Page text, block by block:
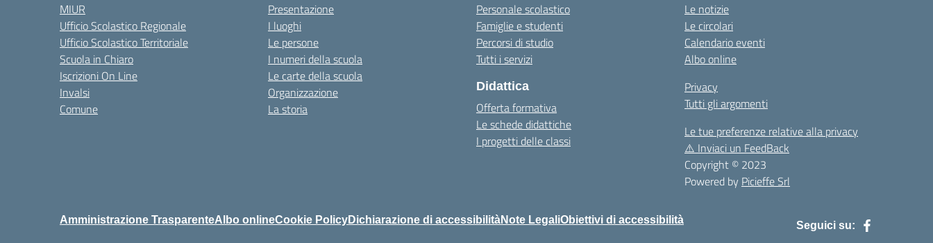
MIUR
Ufficio Scolastico Regionale
Ufficio Scolastico Territoriale
Scuola in Chiaro
Iscrizioni On Line
Invalsi
Comune
Presentazione
I luoghi
Le persone
I numeri della scuola
Le carte della scuola
Organizzazione
La storia
Personale scolastico
Famiglie e studenti
Percorsi di studio
Tutti i servizi
Didattica
Offerta formativa
Le schede didattiche
I progetti delle classi
Le notizie
Le circolari
Calendario eventi
Albo online
Privacy
Tutti gli argomenti
Le tue preferenze relative alla privacy
⚠️ Inviaci un FeedBack
Copyright © 2023
Powered by Picieffe Srl
Amministrazione TrasparenteAlbo onlineCookie PolicyDichiarazione di accessibilitàNote LegaliObiettivi di accessibilità Seguici su: